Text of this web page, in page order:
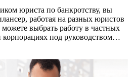
юриста по банкротству, вы
работая на разных юристов
выбрать работу в частных
под руководством…